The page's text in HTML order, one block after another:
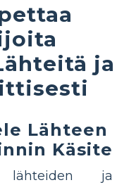
ja
Lähteen
Käsite
lähteiden ja